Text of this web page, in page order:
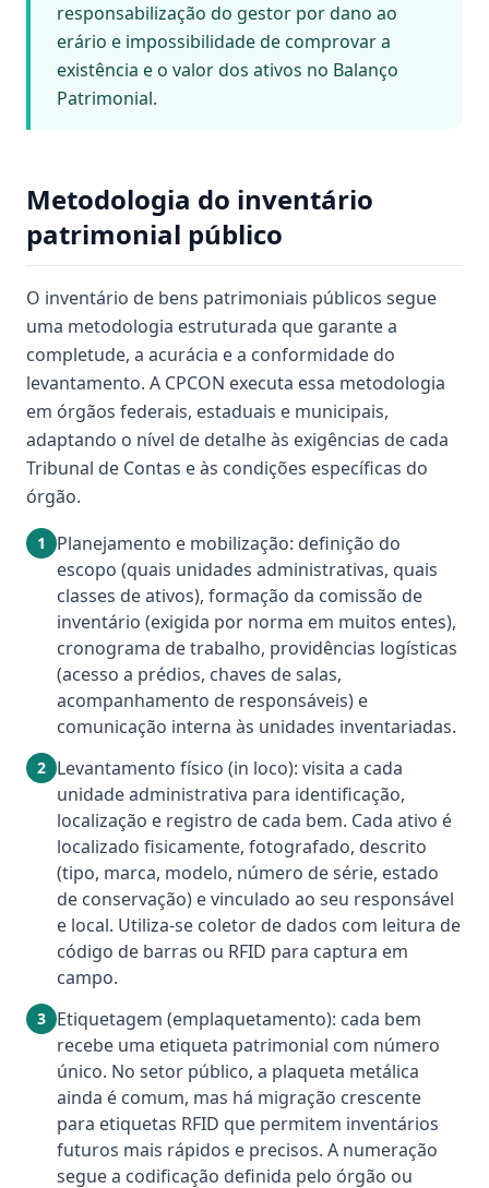
responsabilização do gestor por dano ao
erário e impossibilidade de comprovar a
existência e o valor dos ativos no Balanço
Patrimonial.
Metodologia do inventário
patrimonial público
O inventário de bens patrimoniais públicos segue
uma metodologia estruturada que garante a
completude, a acurácia e a conformidade do
levantamento. A CPCON executa essa metodologia
em órgãos federais, estaduais e municipais,
adaptando o nível de detalhe às exigências de cada
Tribunal de Contas e às condições específicas do
órgão.
1
Planejamento e mobilização: definição do
escopo (quais unidades administrativas, quais
classes de ativos), formação da comissão de
inventário (exigida por norma em muitos entes),
cronograma de trabalho, providências logísticas
(acesso a prédios, chaves de salas,
acompanhamento de responsáveis) e
comunicação interna às unidades inventariadas.
2 Levantamento físico (in loco): visita a cada
unidade administrativa para identificação,
localização e registro de cada bem. Cada ativo é
localizado fisicamente, fotografado, descrito
(tipo, marca, modelo, número de série, estado
de conservação) e vinculado ao seu responsável
e local. Utiliza-se coletor de dados com leitura de
código de barras ou RFID para captura em
campo.
3 Etiquetagem (emplaquetamento): cada bem
recebe uma etiqueta patrimonial com número
único. No setor público, a plaqueta metálica
ainda é comum, mas há migração crescente
para etiquetas RFID que permitem inventários
futuros mais rápidos e precisos. A numeração
segue a codificação definida pelo órgão ou